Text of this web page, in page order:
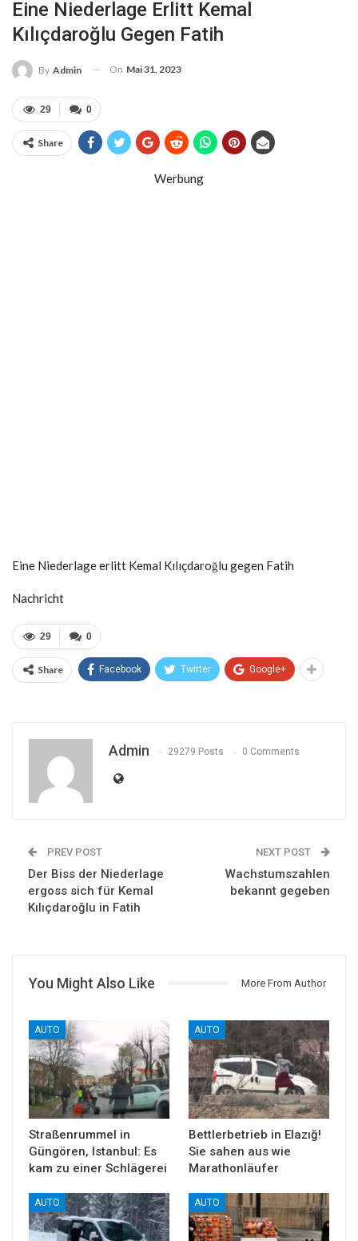
Eine Niederlage Erlitt Kemal
Kılıçdaroğlu Gegen Fatih
By Admin On Mai 31, 2023
0
29
Share
Werbung
Eine Niederlage erlitt Kemal Kılıçdaroğlu gegen Fatih
Nachricht
0
29
Share Facebook Twitter Google+
Admin 29279 Posts 0 Comments
PREV POST
Der Biss der Niederlage
ergoss sich für Kemal
Kılıçdaroğlu in Fatih
NEXT POST
Wachstumszahlen
bekannt gegeben
You Might Also Like More From Author
AUTO
Straßenrummel in
Güngören, Istanbul: Es
kam zu einer Schlägerei
AUTO
Bettlerbetrieb in Elazığ!
Sie sahen aus wie
Marathonläufer
AUTO AUTO